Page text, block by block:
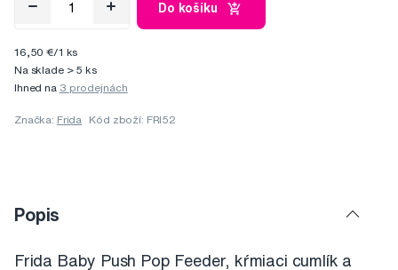
Do košíku
16,50 €/1 ks
Na sklade > 5 ks
Ihned na 3 prodejnách
Značka: Frida Kód zboží: FRI52
Popis
Frida Baby Push Pop Feeder, kŕmiaci cumlík a